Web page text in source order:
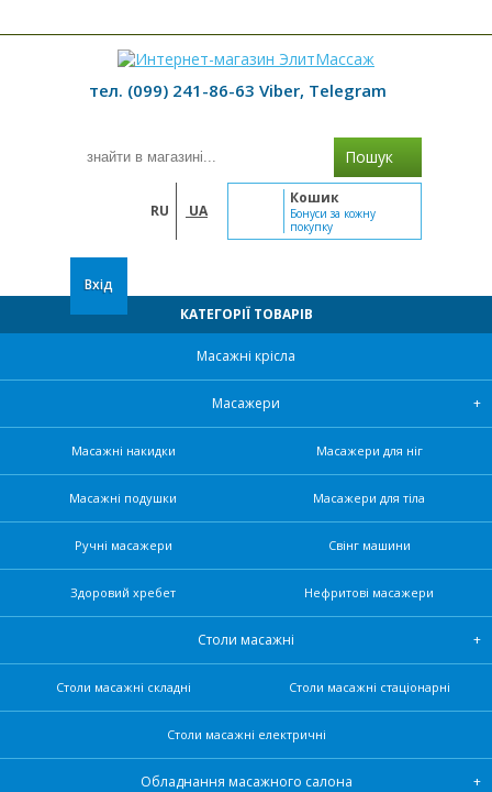
тел. (099) 241-86-63 Viber, Telegram
Пошук
RU UA
Кошик
Бонуси за кожну
покупку
Вхід
КАТЕГОРІЇ ТОВАРІВ
Масажні крісла
Масажери
Масажні накидки Масажери для ніг
Масажні подушки Масажери для тіла
Ручні масажери Свінг машини
Здоровий хребет Нефритові масажери
Столи масажні
Столи масажні складні Столи масажні стаціонарні
Столи масажні електричні
Обладнання масажного салона